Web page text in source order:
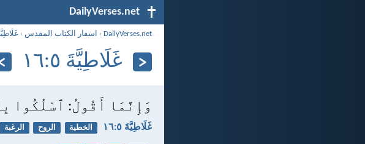
DailyVerses.net
DailyVerses.net
› اسفار الكتاب المقدس ›
غَلَاطِيَّةَ ٥:‏١٦
وَإِنَّمَا أَقُولُ: ٱسْلُكُوا
غَلَاطِيَّةَ ٥:‏١٦ الخطية الروح الرغبة